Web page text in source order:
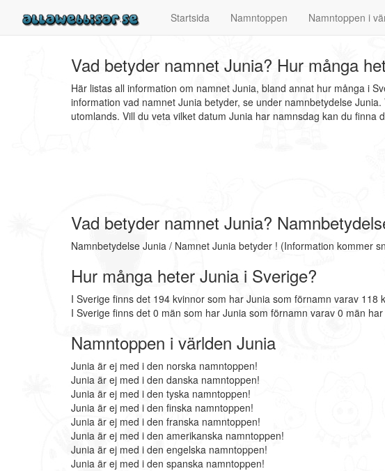
Startsida Namntoppen Namntoppen i
Vad betyder namnet Junia? Hur många
Här listas all information om namnet Junia, bland annat hur många i
information vad namnet Junia betyder, se under namnbetydelse
utomlands. Vill du veta vilket datum Junia har namnsdag kan du finna
Vad betyder namnet Junia?
Namnbetydelse Junia / Namnet Junia betyder ! (Information kommer
Hur många heter Junia i Sverige?
I Sverige finns det 194 kvinnor som har Junia som förnamn varav 118
I Sverige finns det 0 män som har Junia som förnamn varav 0 män
Namntoppen i världen Junia
Junia är ej med i den norska namntoppen!
Junia är ej med i den danska namntoppen!
Junia är ej med i den tyska namntoppen!
Junia är ej med i den finska namntoppen!
Junia är ej med i den franska namntoppen!
Junia är ej med i den amerikanska namntoppen!
Junia är ej med i den engelska namntoppen!
Junia är ej med i den spanska namntoppen!